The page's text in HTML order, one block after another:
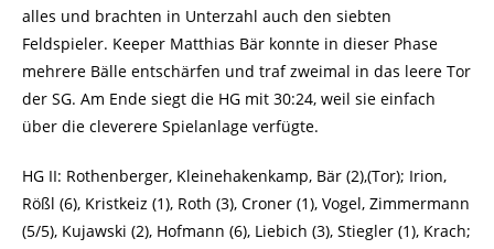
alles und brachten in Unterzahl auch den siebten
Feldspieler. Keeper Matthias Bär konnte in dieser Phase
mehrere Bälle entschärfen und traf zweimal in das leere Tor
der SG. Am Ende siegt die HG mit 30:24, weil sie einfach
über die cleverere Spielanlage verfügte.
HG II: Rothenberger, Kleinehakenkamp, Bär (2),(Tor); Irion,
Rößl (6), Kristkeiz (1), Roth (3), Croner (1), Vogel, Zimmermann
(5/5), Kujawski (2), Hofmann (6), Liebich (3), Stiegler (1), Krach;